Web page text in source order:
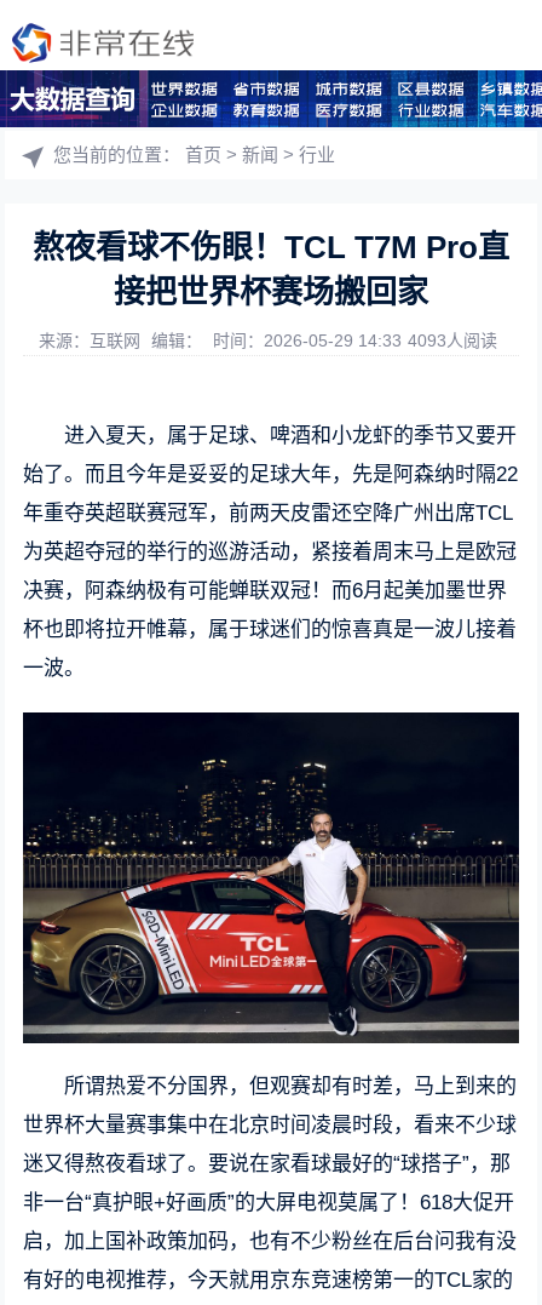
您当前的位置：首页 >新闻 >行业
熬夜看球不伤眼！TCL T7M Pro直
接把世界杯赛场搬回家
来源：互联网 编辑： 时间：2026-05-29 14:33 4093人阅读
进入夏天，属于足球、啤酒和小龙虾的季节又要开
始了。而且今年是妥妥的足球大年，先是阿森纳时隔22
年重夺英超联赛冠军，前两天皮雷还空降广州出席TCL
为英超夺冠的举行的巡游活动，紧接着周末马上是欧冠
决赛，阿森纳极有可能蝉联双冠！而6月起美加墨世界
杯也即将拉开帷幕，属于球迷们的惊喜真是一波儿接着
一波。
所谓热爱不分国界，但观赛却有时差，马上到来的
世界杯大量赛事集中在北京时间凌晨时段，看来不少球
迷又得熬夜看球了。要说在家看球最好的“球搭子”，那
非一台“真护眼+好画质”的大屏电视莫属了！618大促开
启，加上国补政策加码，也有不少粉丝在后台问我有没
有好的电视推荐，今天就用京东竞速榜第一的TCL家的